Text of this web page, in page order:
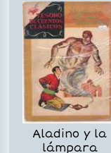
Aladino y la
lámpara